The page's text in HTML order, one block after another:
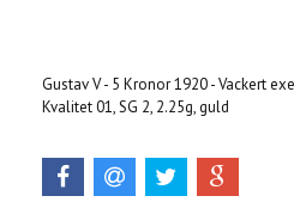
Gustav V - 5 Kronor 1920 - Vackert
Kvalitet 01, SG 2, 2.25g, guld